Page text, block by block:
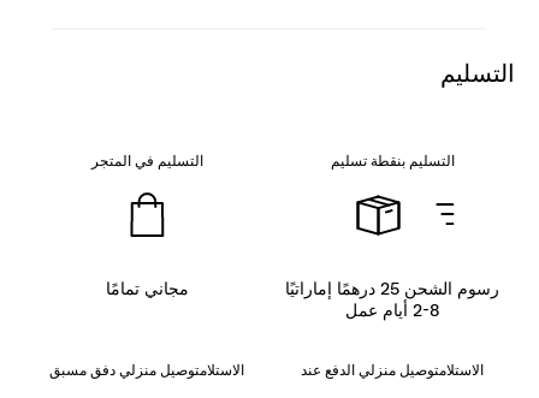
التسليم
التسليم في المتجر
مجاني تمامًا
التسليم بنقطة تسليم
رسوم الشحن 25 درهمًا إماراتيًا
2-8 أيام عمل
الاستلامتوصيل منزلي دفق مسبق الاستلامتوصيل منزلي الدفع عند